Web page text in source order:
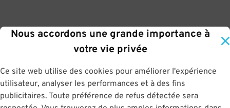
Nous accordons une grande importance à
votre vie privée
Ce site web utilise des cookies pour améliorer l'expérience
utilisateur, analyser les performances et à des fins
publicitaires. Toute préférence de refus détectée sera